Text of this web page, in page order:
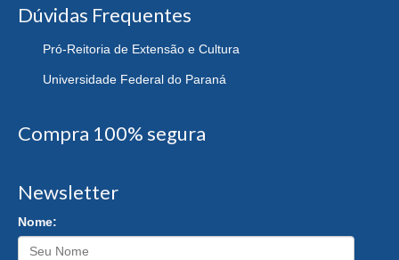
Dúvidas Frequentes
Pró-Reitoria de Extensão e Cultura
Universidade Federal do Paraná
Compra 100% segura
Newsletter
Nome: